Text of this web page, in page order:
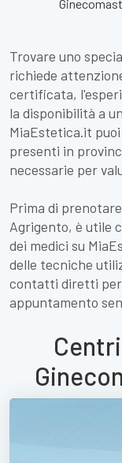
Trovare uno
richiede
certificata,
la disponibilità a
MiaEstetica.it
presenti in
necessarie per
Prima di
Agrigento, è utile
dei medici su
delle tecniche
contatti diretti per
appuntamento